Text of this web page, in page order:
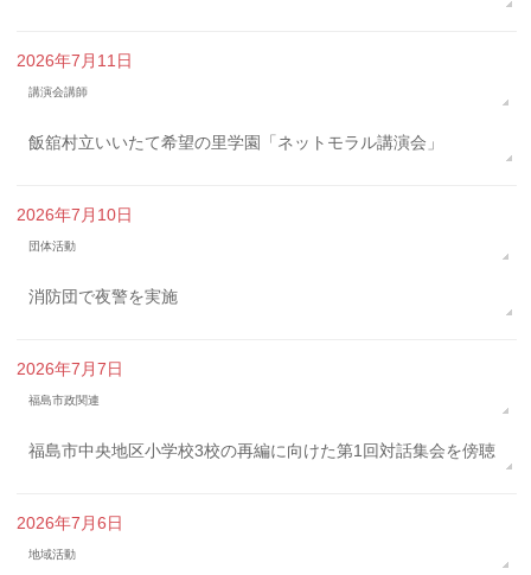
2026年7月11日
講演会講師
飯舘村立いいたて希望の里学園「ネットモラル講演会」
2026年7月10日
団体活動
消防団で夜警を実施
2026年7月7日
福島市政関連
福島市中央地区小学校3校の再編に向けた第1回対話集会を傍聴
2026年7月6日
地域活動